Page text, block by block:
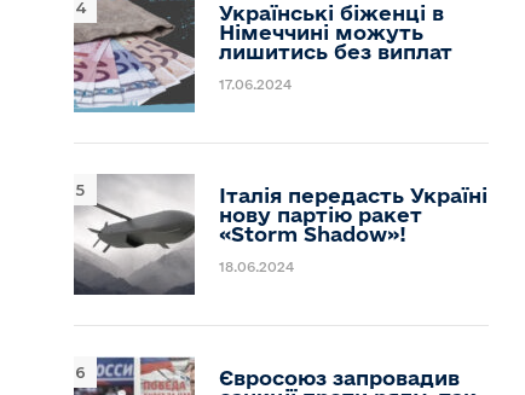
Українські біженці в
Німеччині можуть
лишитись без виплат
17.06.2024
Італія передасть Україні
нову партію ракет
«Storm Shadow»!
18.06.2024
Євросоюз запровадив